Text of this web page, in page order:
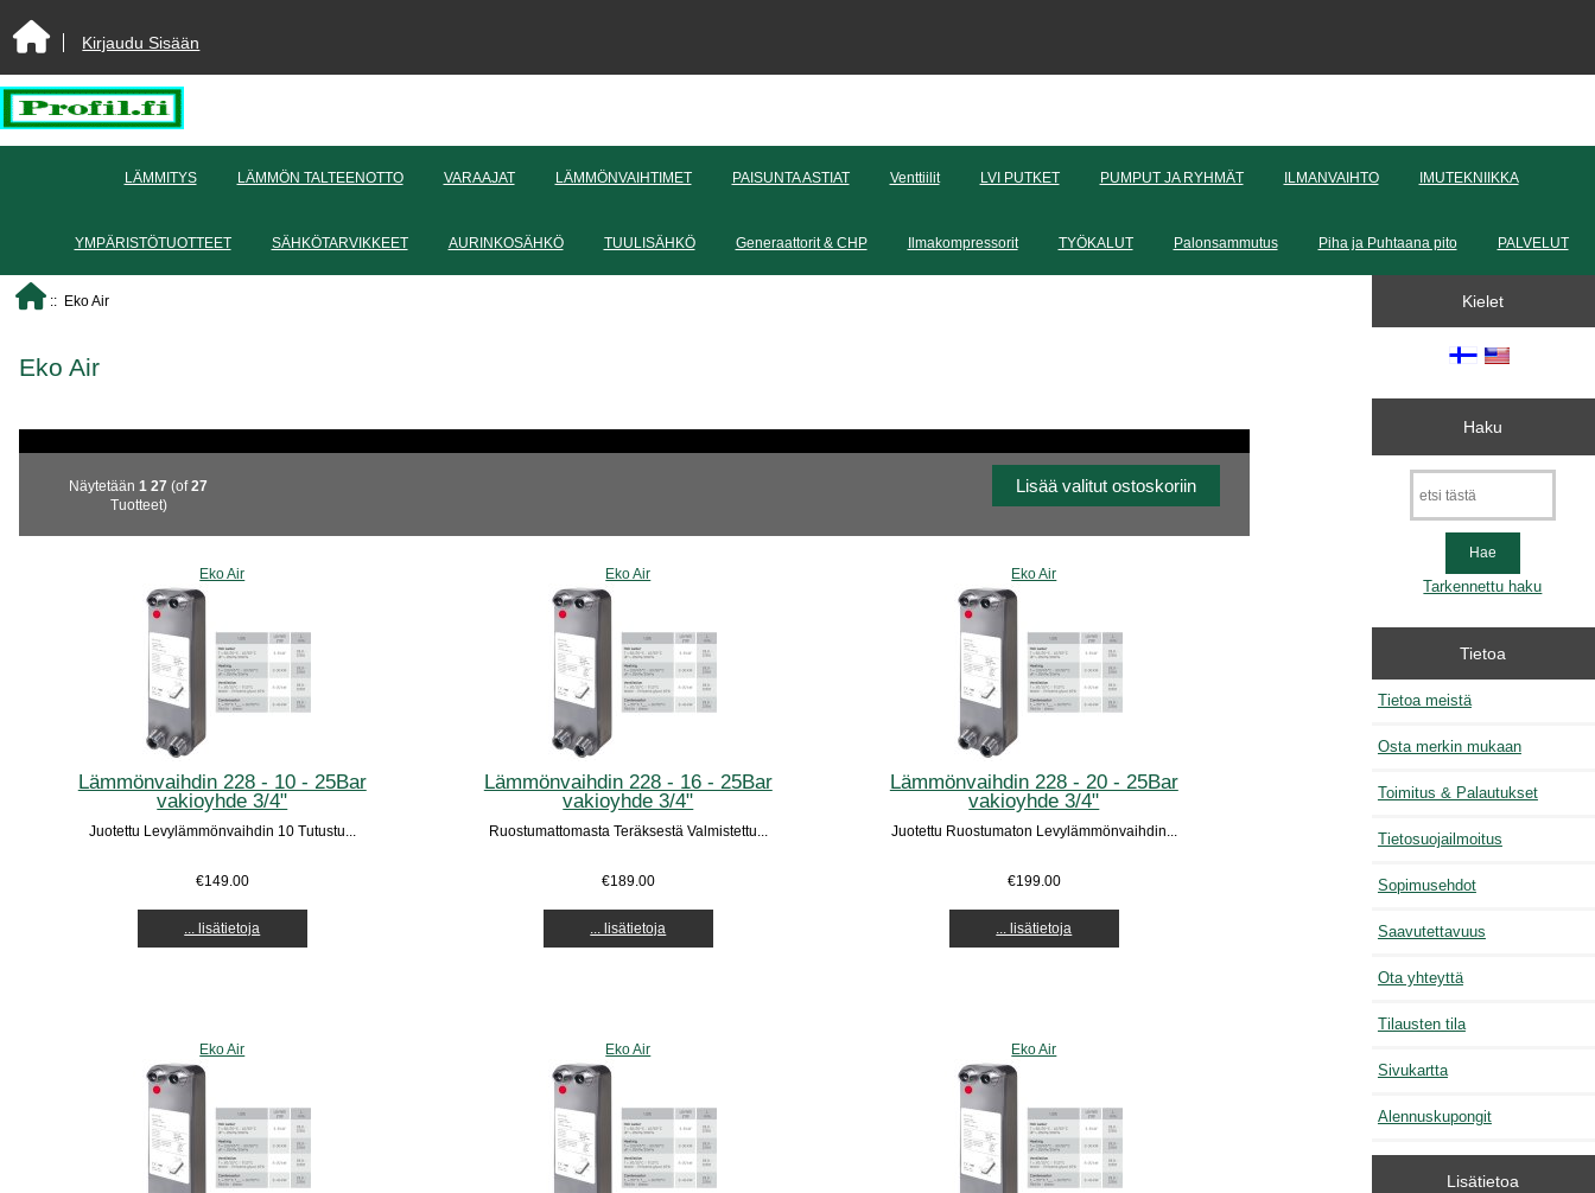
Kirjaudu Sisään
LÄMMITYS LÄMMÖN TALTEENOTTO VARAAJAT LÄMMÖNVAIHTIMET PAISUNTA ASTIAT Venttiilit LVI PUTKET PUMPUT JA RYHMÄT ILMANVAIHTO IMUTEKNIIKKA
YMPÄRISTÖTUOTTEET SÄHKÖTARVIKKEET AURINKOSÄHKÖ TUULISÄHKÖ Generaattorit & CHP Ilmakompressorit TYÖKALUT Palonsammutus Piha ja Puhtaana pito PALVELUT
:: Eko Air
Eko Air
Näytetään1 27 (of27
Tuotteet)
Eko Air
Lämmönvaihdin 228 - 10 - 25Bar
vakioyhde 3/4"
Juotettu Levylämmönvaihdin 10 Tutustu...
€149.00
... lisätietoja
Eko Air
Lämmönvaihdin 228 - 16 - 25Bar
vakioyhde 3/4"
Ruostumattomasta Teräksestä Valmistettu...
€189.00
... lisätietoja
Eko Air
Lämmönvaihdin 228 - 20 - 25Bar
vakioyhde 3/4"
Juotettu Ruostumaton Levylämmönvaihdin...
€199.00
... lisätietoja
Eko Air Eko Air Eko Air
Kielet
Haku
Tarkennettu haku
Tietoa
Tietoa meistä
Osta merkin mukaan
Toimitus & Palautukset
Tietosuojailmoitus
Sopimusehdot
Saavutettavuus
Ota yhteyttä
Tilausten tila
Sivukartta
Alennuskupongit
Lisätietoa